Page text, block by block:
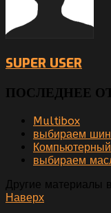
SUPER USER
ПОСЛЕДНЕЕ ОТ
Multibox
выбираем
выбираем
Другие материалы
Наверх